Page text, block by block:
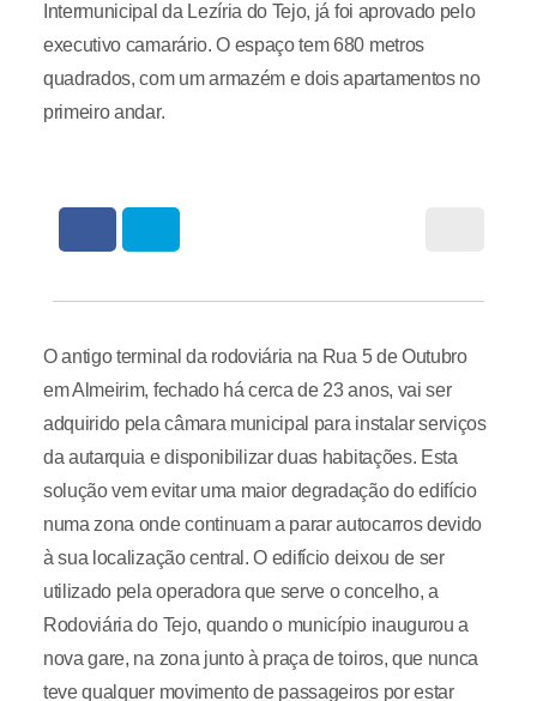
Intermunicipal da Lezíria do Tejo, já foi aprovado pelo
executivo camarário. O espaço tem 680 metros
quadrados, com um armazém e dois apartamentos no
primeiro andar.
O antigo terminal da rodoviária na Rua 5 de Outubro
em Almeirim, fechado há cerca de 23 anos, vai ser
adquirido pela câmara municipal para instalar serviços
da autarquia e disponibilizar duas habitações. Esta
solução vem evitar uma maior degradação do edifício
numa zona onde continuam a parar autocarros devido
à sua localização central. O edifício deixou de ser
utilizado pela operadora que serve o concelho, a
Rodoviária do Tejo, quando o município inaugurou a
nova gare, na zona junto à praça de toiros, que nunca
teve qualquer movimento de passageiros por estar